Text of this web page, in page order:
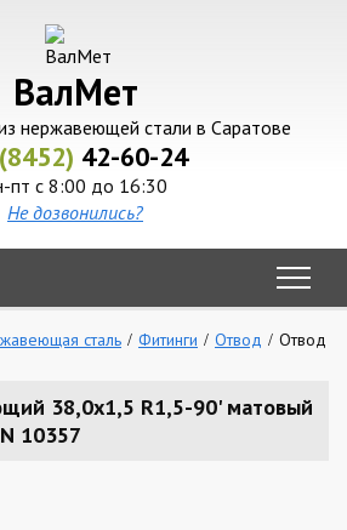
ВалМет
нержавеющей стали в Саратове
42-60-24
пт с 8:00 до 16:30
Не дозвонились?
сталь Фитинги Отвод Отвод
38,0х1,5 R1,5-90' матовый
10357